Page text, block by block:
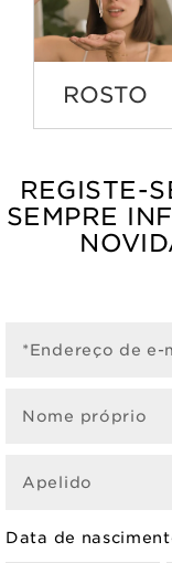
ROSTO
REGISTE-
SEMPRE
*Endereço de e-
Nome próprio
Apelido
Data de